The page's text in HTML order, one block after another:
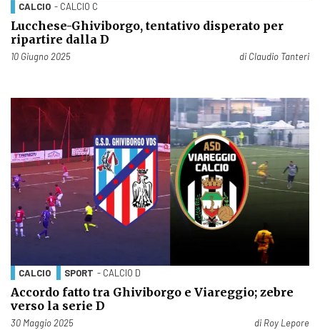
CALCIO - CALCIO C
Lucchese-Ghiviborgo, tentativo disperato per
ripartire dalla D
Pubblicato il
10 Giugno 2025 di Claudio Tanteri
CALCIO SPORT - CALCIO D
Accordo fatto tra Ghiviborgo e Viareggio; zebre
verso la serie D
Pubblicato il
30 Maggio 2025 di Roy Lepore